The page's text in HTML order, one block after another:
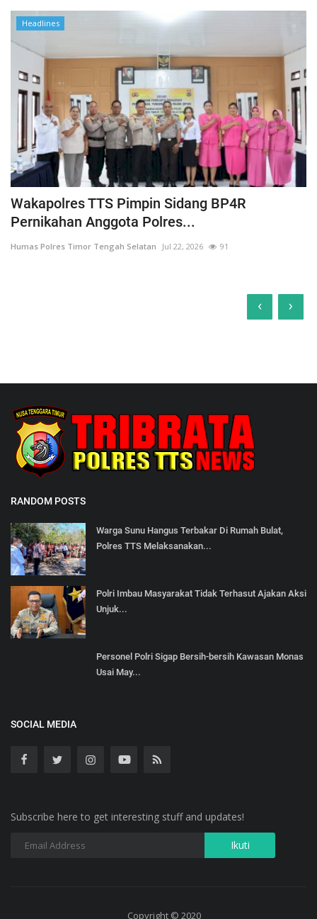
Headlines
Wakapolres TTS Pimpin Sidang BP4R
Pernikahan Anggota Polres...
Humas Polres Timor Tengah Selatan Jul 22, 2026 91
‹ ›
RANDOM POSTS
Warga Sunu Hangus Terbakar Di Rumah Bulat,
Polres TTS Melaksanakan...
Polri Imbau Masyarakat Tidak Terhasut Ajakan Aksi
Unjuk...
Personel Polri Sigap Bersih-bersih Kawasan Monas
Usai May...
SOCIAL MEDIA
Subscribe here to get interesting stuff and updates!
Copyright © 2020